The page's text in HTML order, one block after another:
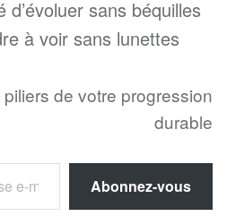
sans béquilles
à voir sans lunettes
de votre progression
durable
Abonnez-vous